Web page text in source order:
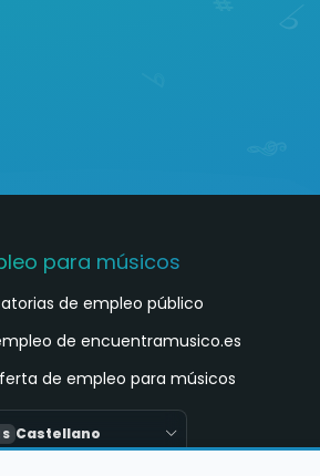
para músicos
de empleo público
de encuentramusico.es
de empleo para músicos
Castellano